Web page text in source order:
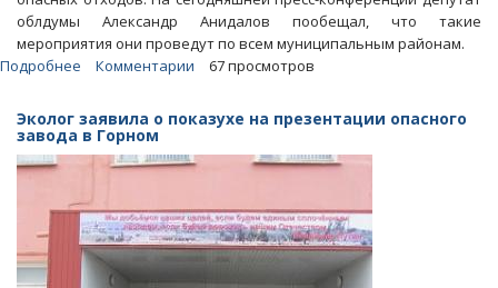
облдумы Александр Анидалов пообещал, что такие
мероприятия они проведут по всем муниципальным районам.
Подробнее
продолжить
акции
против
росатомовского
завода
в
Горном
Комментарии 67 просмотров
Эколог заявила о показухе на презентации опасного
завода в Горном